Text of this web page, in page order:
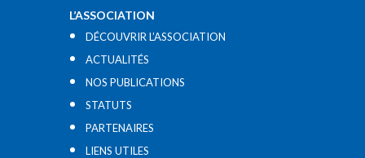
L’ASSOCIATION
DÉCOUVRIR L’ASSOCIATION
ACTUALITÉS
NOS PUBLICATIONS
STATUTS
PARTENAIRES
LIENS UTILES​